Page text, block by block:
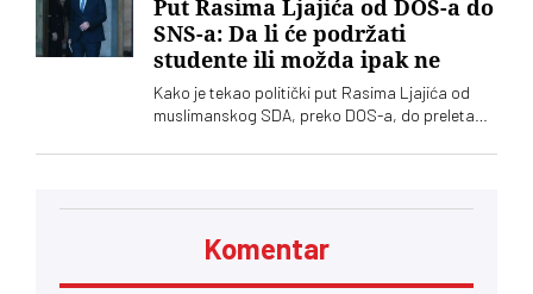
Put Rasima Ljajića od DOS-a do
SNS-a: Da li će podržati
studente ili možda ipak ne
Kako je tekao politički put Rasima Ljajića od
muslimanskog SDA, preko DOS-a, do preleta
će se usuditi da javno podrži studente?
Komentar